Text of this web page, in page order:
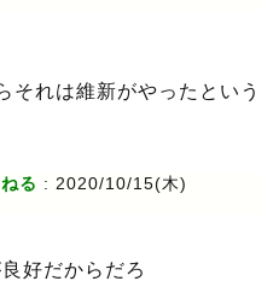
それは維新がやったという
る : 2020/10/15(木)
好だからだろ